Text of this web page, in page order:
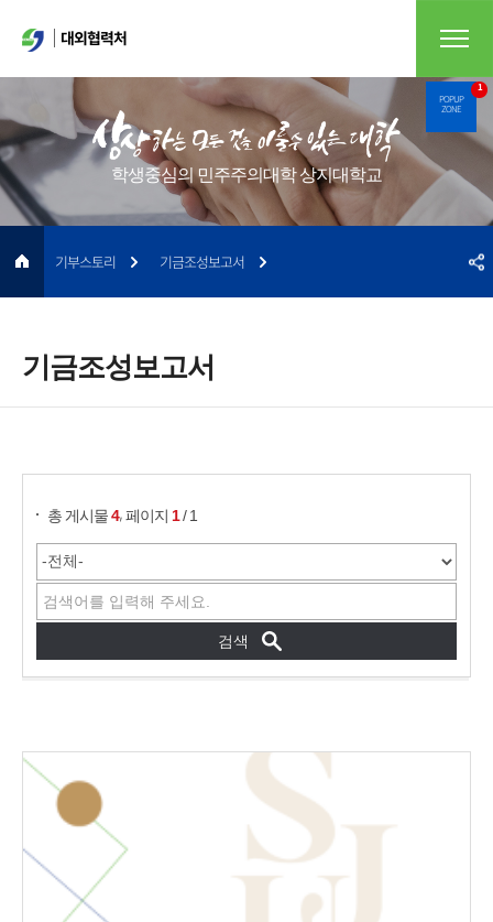
POPUP
ZONE
1
대외협력처
학생중심의 민주주의대학 상지대학교
기금조성보고서
기부스토리 기금조성보고서
총 게시물4, 페이지 1/ 1